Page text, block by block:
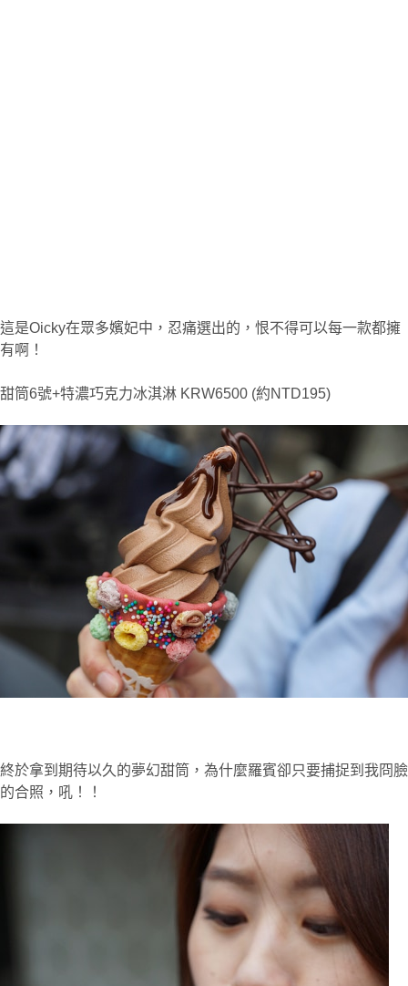
這是Oicky在眾多嬪妃中，忍痛選出的，恨不得可以每一款都擁
有啊！
甜筒6號+特濃巧克力冰淇淋 KRW6500 (約NTD195)
終於拿到期待以久的夢幻甜筒，為什麼羅賓卻只要捕捉到我冏臉
的合照， 吼！！